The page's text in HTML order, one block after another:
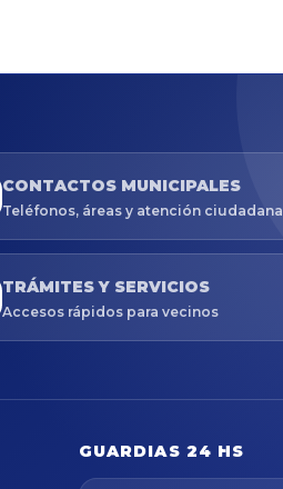
CONTACTOS MUNICIPALES
Teléfonos, áreas y atención ciudadana
TRÁMITES Y SERVICIOS
Accesos rápidos para vecinos
GUARDIAS 24 HS